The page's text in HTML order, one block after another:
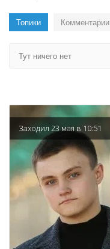
Топики Комментарии
Тут ничего нет
Заходил 23 мая в 10:51